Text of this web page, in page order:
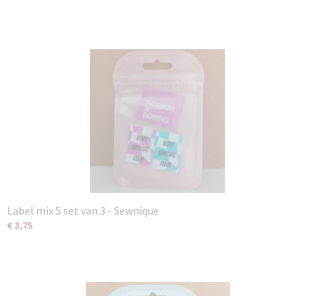
Label mix 5 set van 3 - Sewnique
€ 3,75